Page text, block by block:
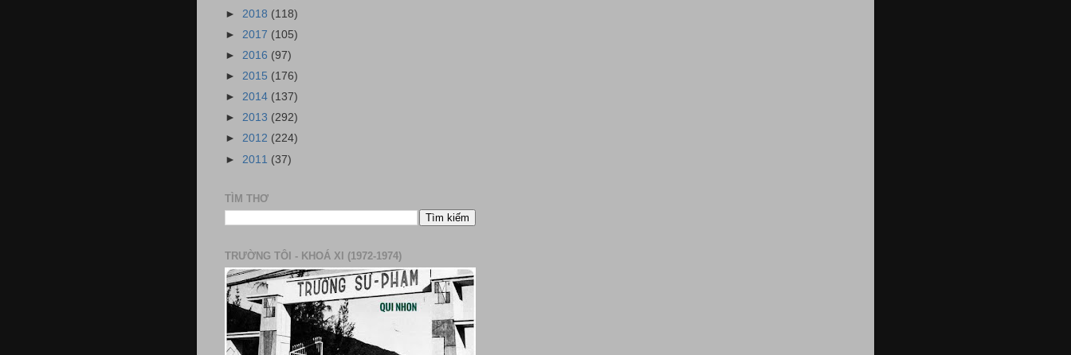
► 2018 (118)
► 2017 (105)
► 2016 (97)
► 2015 (176)
► 2014 (137)
► 2013 (292)
► 2012 (224)
► 2011 (37)
TÌM THƠ
TRƯỜNG TÔI - KHOÁ XI (1972-1974)